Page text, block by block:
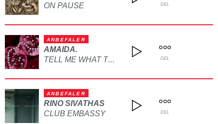
ON PAUSE
DEL
ANBEFALER
AMAIDA.
TELL ME WHAT TO DO DEL
ANBEFALER
RINO SIVATHAS
CLUB EMBASSY
DEL